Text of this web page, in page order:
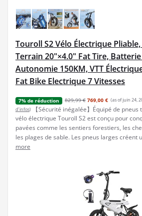
Touroll S2 Vélo Électrique
Terrain 20"×4.0" Fat Tire, Batterie
Autonomie 150KM, VTT
Fat Bike Electrique 7 Vitesses
7% de réduction 829,99 € 769,00 € (as of juin 24,
d’infos)
【Sécurité inégalée】Équipé de
vélo électrique Touroll S2 est conçu pour
pavées comme les sentiers forestiers, les
les plages de sable. Les pneus larges créent
more